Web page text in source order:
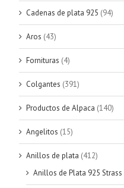
Cadenas de plata 925 (94)
Aros (43)
Fornituras (4)
Colgantes (391)
Productos de Alpaca (140)
Angelitos (15)
Anillos de plata (412)
Anillos de Plata 925 Strass